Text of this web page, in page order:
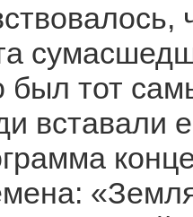
был тот
вставали